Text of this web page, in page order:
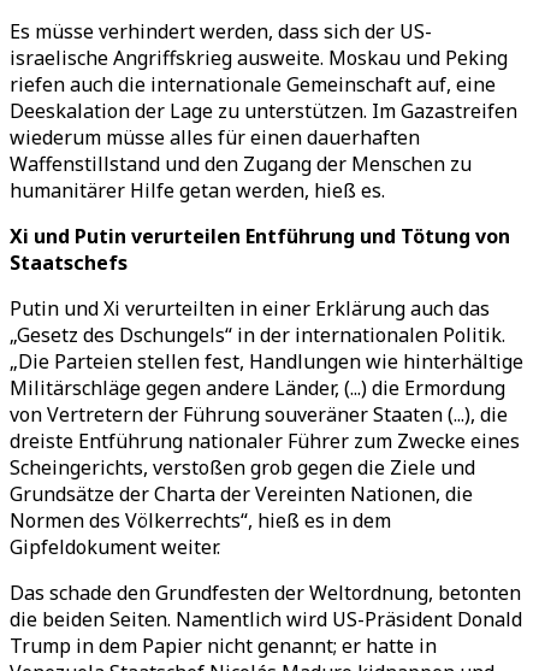
Es müsse verhindert werden, dass sich der US-
israelische Angriffskrieg ausweite. Moskau und Peking
riefen auch die internationale Gemeinschaft auf, eine
Deeskalation der Lage zu unterstützen. Im Gazastreifen
wiederum müsse alles für einen dauerhaften
Waffenstillstand und den Zugang der Menschen zu
humanitärer Hilfe getan werden, hieß es.
Xi und Putin verurteilen Entführung und Tötung von
Staatschefs
Putin und Xi verurteilten in einer Erklärung auch das
„Gesetz des Dschungels“ in der internationalen Politik.
„Die Parteien stellen fest, Handlungen wie hinterhältige
Militärschläge gegen andere Länder, (...) die Ermordung
von Vertretern der Führung souveräner Staaten (...), die
dreiste Entführung nationaler Führer zum Zwecke eines
Scheingerichts, verstoßen grob gegen die Ziele und
Grundsätze der Charta der Vereinten Nationen, die
Normen des Völkerrechts“, hieß es in dem
Gipfeldokument weiter.
Das schade den Grundfesten der Weltordnung, betonten
die beiden Seiten. Namentlich wird US-Präsident Donald
Trump in dem Papier nicht genannt; er hatte in